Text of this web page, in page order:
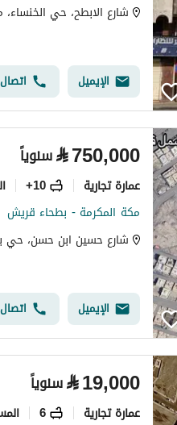
شارع الابطح، حي
الإيميل اتصال
⃁750,000 سنوياً
عمارة تجارية 10+
مكة المكرمة - بطحاء قريش
شارع حسين ابن حسن، حي
الإيميل اتصال
⃁19,000 سنوياً
عمارة تجارية 6